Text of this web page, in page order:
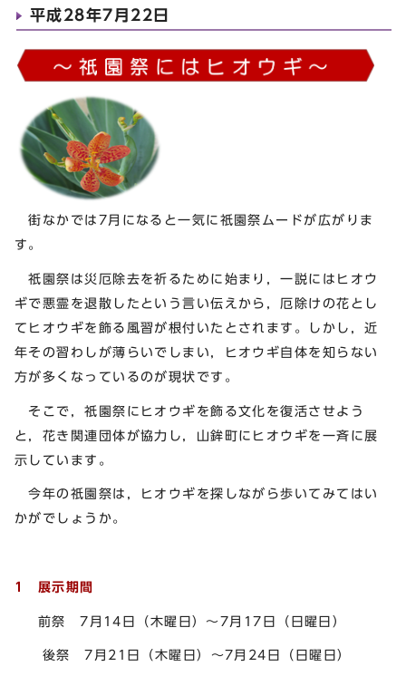
平成28年7月22日
街なかでは7月になると一気に祇園祭ムードが広がりま
す。
祇園祭は災厄除去を祈るために始まり，一説にはヒオウ
ギで悪霊を退散したという言い伝えから，厄除けの花とし
てヒオウギを飾る風習が根付いたとされます。しかし，近
年その習わしが薄らいでしまい，ヒオウギ自体を知らない
方が多くなっているのが現状です。
そこで，祇園祭にヒオウギを飾る文化を復活させよう
と，花き関連団体が協力し，山鉾町にヒオウギを一斉に展
示しています。
今年の祇園祭は，ヒオウギを探しながら歩いてみてはい
かがでしょうか。
1 展示期間
前祭 7月14日（木曜日）～7月17日（日曜日）
後祭 7月21日（木曜日）～7月24日（日曜日）